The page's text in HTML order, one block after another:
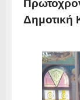
Δημοτική